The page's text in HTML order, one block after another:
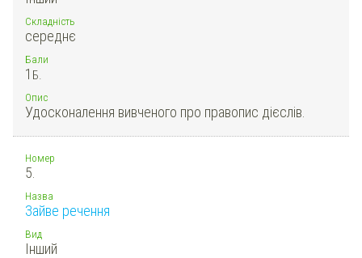
Складність
середнє
Бали
1 Б.
Опис
Удосконалення вивченого про правопис дієслів.
Номер
5.
Назва
Зайве речення
Вид
Інший